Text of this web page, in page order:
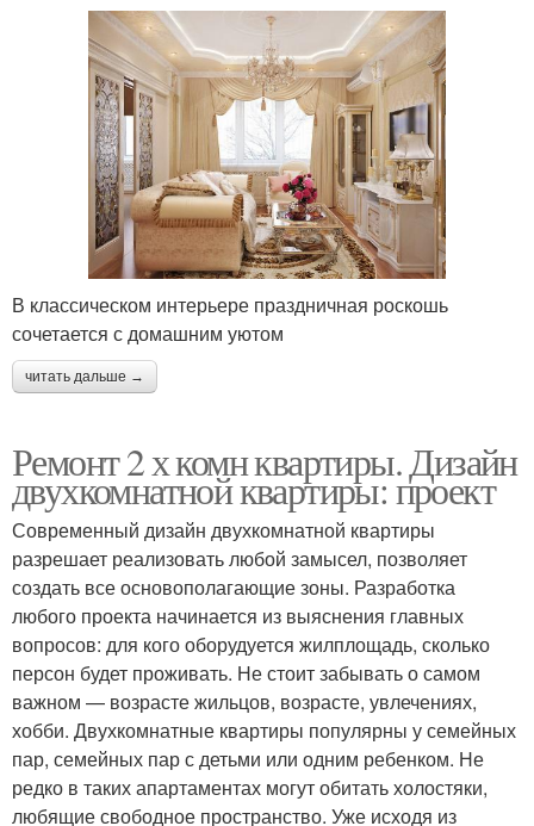
В классическом интерьере праздничная роскошь
сочетается с домашним уютом
читать дальше →
Ремонт 2 х комн квартиры. Дизайн
двухкомнатной квартиры: проект
Современный дизайн двухкомнатной квартиры
разрешает реализовать любой замысел, позволяет
создать все основополагающие зоны. Разработка
любого проекта начинается из выяснения главных
вопросов: для кого оборудуется жилплощадь, сколько
персон будет проживать. Не стоит забывать о самом
важном — возрасте жильцов, возрасте, увлечениях,
хобби. Двухкомнатные квартиры популярны у семейных
пар, семейных пар с детьми или одним ребенком. Не
редко в таких апартаментах могут обитать холостяки,
любящие свободное пространство. Уже исходя из